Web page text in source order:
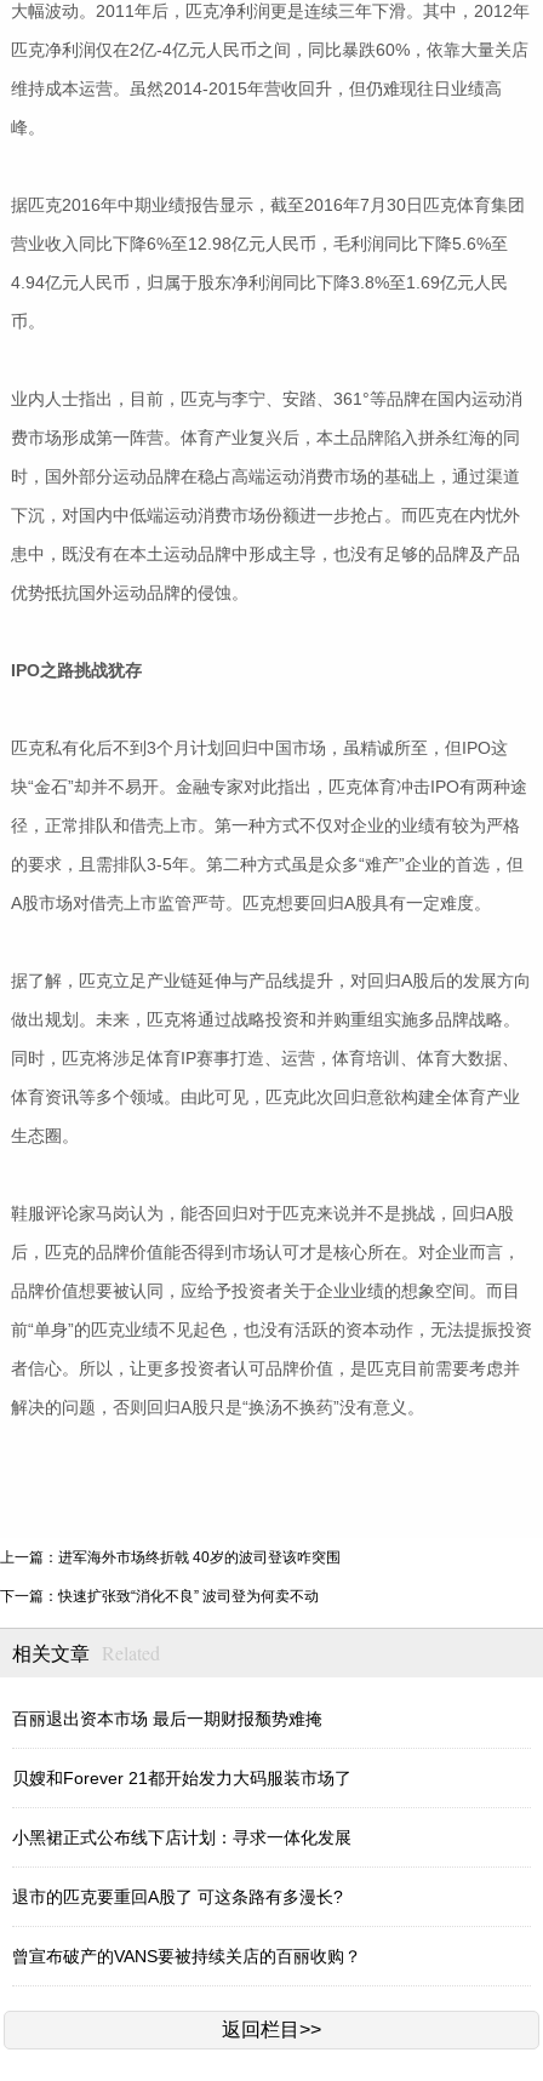
大幅波动。2011年后，匹克净利润更是连续三年下滑。其中，2012年
匹克净利润仅在2亿-4亿元人民币之间，同比暴跌60%，依靠大量关店
维持成本运营。虽然2014-2015年营收回升，但仍难现往日业绩高
峰。
据匹克2016年中期业绩报告显示，截至2016年7月30日匹克体育集团
营业收入同比下降6%至12.98亿元人民币，毛利润同比下降5.6%至
4.94亿元人民币，归属于股东净利润同比下降3.8%至1.69亿元人民
币。
业内人士指出，目前，匹克与李宁、安踏、361°等品牌在国内运动消
费市场形成第一阵营。体育产业复兴后，本土品牌陷入拼杀红海的同
时，国外部分运动品牌在稳占高端运动消费市场的基础上，通过渠道
下沉，对国内中低端运动消费市场份额进一步抢占。而匹克在内忧外
患中，既没有在本土运动品牌中形成主导，也没有足够的品牌及产品
优势抵抗国外运动品牌的侵蚀。
IPO之路挑战犹存
匹克私有化后不到3个月计划回归中国市场，虽精诚所至，但IPO这
块“金石”却并不易开。金融专家对此指出，匹克体育冲击IPO有两种途
径，正常排队和借壳上市。第一种方式不仅对企业的业绩有较为严格
的要求，且需排队3-5年。第二种方式虽是众多“难产”企业的首选，但
A股市场对借壳上市监管严苛。匹克想要回归A股具有一定难度。
据了解，匹克立足产业链延伸与产品线提升，对回归A股后的发展方向
做出规划。未来，匹克将通过战略投资和并购重组实施多品牌战略。
同时，匹克将涉足体育IP赛事打造、运营，体育培训、体育大数据、
体育资讯等多个领域。由此可见，匹克此次回归意欲构建全体育产业
生态圈。
鞋服评论家马岗认为，能否回归对于匹克来说并不是挑战，回归A股
后，匹克的品牌价值能否得到市场认可才是核心所在。对企业而言，
品牌价值想要被认同，应给予投资者关于企业业绩的想象空间。而目
前“单身”的匹克业绩不见起色，也没有活跃的资本动作，无法提振投资
者信心。所以，让更多投资者认可品牌价值，是匹克目前需要考虑并
解决的问题，否则回归A股只是“换汤不换药”没有意义。
上一篇：进军海外市场终折戟 40岁的波司登该咋突围
下一篇：快速扩张致“消化不良” 波司登为何卖不动
相关文章 Related
百丽退出资本市场 最后一期财报颓势难掩
贝嫂和Forever 21都开始发力大码服装市场了
小黑裙正式公布线下店计划：寻求一体化发展
退市的匹克要重回A股了 可这条路有多漫长?
曾宣布破产的VANS要被持续关店的百丽收购？
返回栏目>>